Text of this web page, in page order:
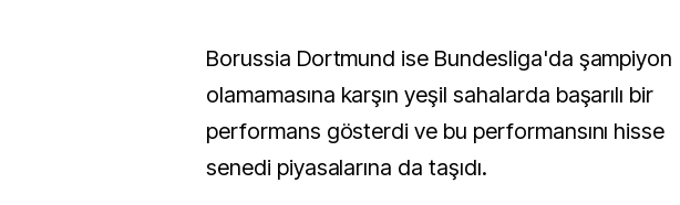
Borussia Dortmund ise Bundesliga'da şampiyon
olamamasına karşın yeşil sahalarda başarılı bir
performans gösterdi ve bu performansını hisse
senedi piyasalarına da taşıdı.